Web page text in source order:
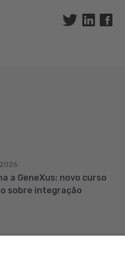
Twitter Linkedin
a GeneXus: novo curso
sobre integração